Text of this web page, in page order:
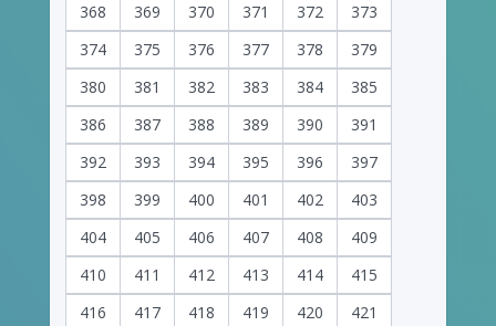
368
369 370 371 372
373
374
375 376 377 378
379
380
381 382 383 384
385
386
387 388 389 390
391
392
393 394 395 396
397
398
399 400 401 402
403
404
405 406 407 408
409
410
411 412 413 414
415
416
417 418 419 420 421